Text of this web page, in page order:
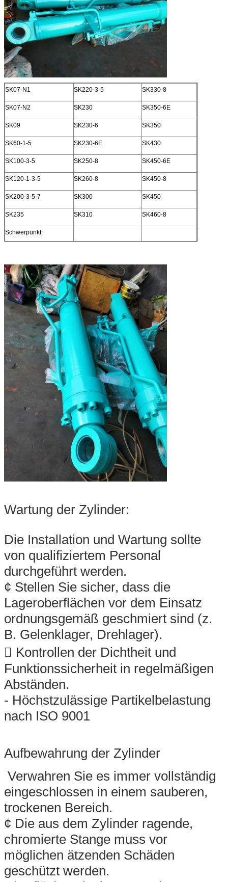
SK07-N1 SK220-3-5 SK330-8
SK07-N2 SK230 SK350-6E
SK09 SK230-6 SK350
SK60-1-5 SK230-6E SK430
SK100-3-5 SK250-8 SK450-6E
SK120-1-3-5 SK260-8 SK450-8
SK200-3-5-7 SK300 SK450
SK235 SK310 SK460-8
Schwerpunkt:
Wartung der Zylinder:
Die Installation und Wartung sollte
von qualifiziertem Personal
durchgeführt werden.
¢ Stellen Sie sicher, dass die
Lageroberflächen vor dem Einsatz
ordnungsgemäß geschmiert sind (z.
B. Gelenklager, Drehlager).
 Kontrollen der Dichtheit und
Funktionssicherheit in regelmäßigen
Abständen.
- Höchstzulässige Partikelbelastung
nach ISO 9001
Aufbewahrung der Zylinder
️ Verwahren Sie es immer vollständig
eingeschlossen in einem sauberen,
trockenen Bereich.
¢ Die aus dem Zylinder ragende,
chromierte Stange muss vor
möglichen ätzenden Schäden
geschützt werden.